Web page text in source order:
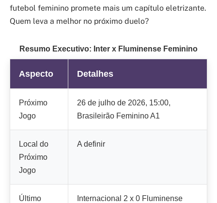
futebol feminino promete mais um capítulo eletrizante.
Quem leva a melhor no próximo duelo?
Resumo Executivo: Inter x Fluminense Feminino
Aspecto Detalhes
Próximo
Jogo
26 de julho de 2026, 15:00,
Brasileirão Feminino A1
Local do
Próximo
Jogo
A definir
Último
Internacional 2 x 0 Fluminense